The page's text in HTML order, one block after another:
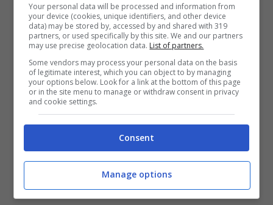
identifica: le sorelle Salvazzo.
Una bellissima amicizia dunque, che
potrebbe però essere incrinata da recenti
avvistamenti.
CLICCA SU SUCCESSIVA.
Pagine:
Your personal data will be processed and information from
your device (cookies, unique identifiers, and other device
data) may be stored by, accessed by and shared with 319
partners, or used specifically by this site. We and our partners
may use precise geolocation data. List of partners.
Some vendors may process your personal data on the basis
of legitimate interest, which you can object to by managing
your options below. Look for a link at the bottom of this page
or in the site menu to manage or withdraw consent in privacy
and cookie settings.
Consent
Manage options